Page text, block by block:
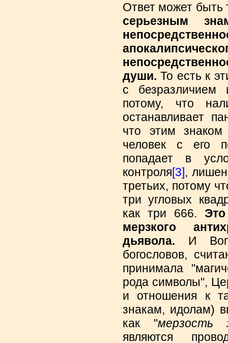
Ответ может быть
серьезным
души. То есть к
с безразличием
потому, что
останавливает
что этим знаком
человек с его
попадает в
контроля[3],
третьих, потому
три угловых
как три 666.
мерзкого
дьявола. И
богословов,
принимала
рода символы",
и отношения к
знакам, идолам)
как "мерзость
являются